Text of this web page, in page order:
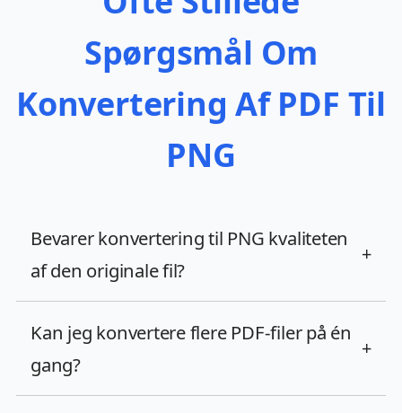
Spørgsmål Om
Konvertering Af PDF Til
PNG
Bevarer konvertering til PNG kvaliteten
af den originale fil?
+
Kan jeg konvertere flere PDF-filer på én
gang?
+